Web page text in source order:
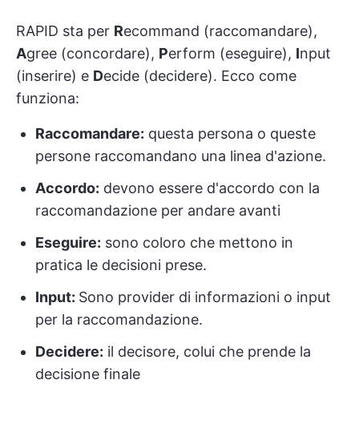
RAPID sta per Recommand (raccomandare),
Agree (concordare), Perform (eseguire), Input
(inserire) e Decide (decidere). Ecco come
funziona:
Raccomandare: questa persona o queste
persone raccomandano una linea d'azione.
Accordo: devono essere d'accordo con la
raccomandazione per andare avanti
Eseguire: sono coloro che mettono in
pratica le decisioni prese.
Input: Sono provider di informazioni o input
per la raccomandazione.
Decidere: il decisore, colui che prende la
decisione finale